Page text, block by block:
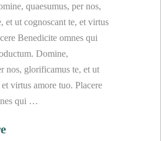
quaesumus, per nos,
et ut cognoscant te, et virtus
Benedicite omnes qui
Domine,
nos, glorificamus te, et ut
virtus amore tuo. Placere
qui …